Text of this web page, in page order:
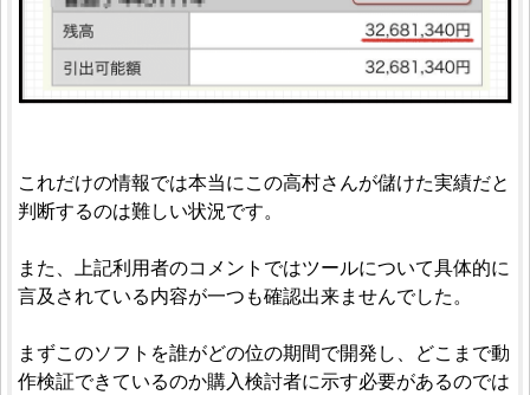
これだけの情報では本当にこの高村さんが儲けた実績だと
判断するのは難しい状況です。
また、上記利用者のコメントではツールについて具体的に
言及されている内容が一つも確認出来ませんでした。
まずこのソフトを誰がどの位の期間で開発し、どこまで動
作検証できているのか購入検討者に示す必要があるのでは